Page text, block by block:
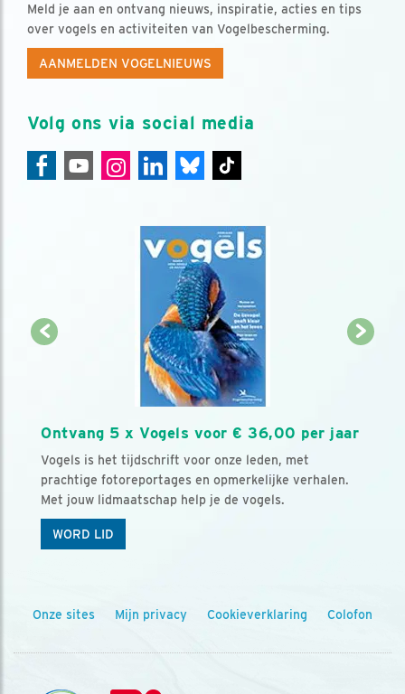
Meld je aan en ontvang nieuws, inspiratie, acties en tips
over vogels en activiteiten van Vogelbescherming.
AANMELDEN VOGELNIEUWS
Volg ons via social media
Ontvang 5 x Vogels voor € 36,00 per jaar
Vogels is het tijdschrift voor onze leden, met
prachtige fotoreportages en opmerkelijke verhalen.
Met jouw lidmaatschap help je de vogels.
WORD LID
Onze sites Mijn privacy Cookieverklaring Colofon